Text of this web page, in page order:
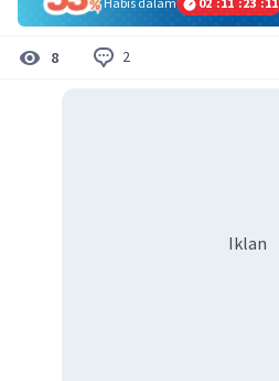
8 2
Iklan